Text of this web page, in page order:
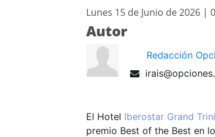
Lunes 15 de Junio de 2026 |
Autor
Redacción
El Hotel Iberostar Grand
premio Best of the Best en